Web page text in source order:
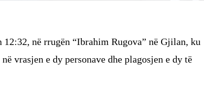
në rrugën “Ibrahim Rugova” në Gjilan, ku
vrasjen e dy personave dhe plagosjen e dy të